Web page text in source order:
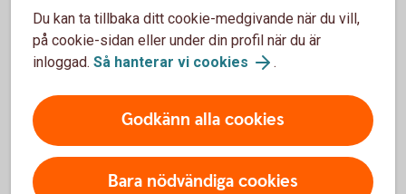
4
Engångskostnad för kortläsare som behövs till
BankID på kort. Beställs hos leverantören Secmaker,
secmaker-webshop.com, ej för nyförsäljning.
Du kan ta tillbaka ditt cookie-medgivande när du vill,
på cookie-sidan eller under din profil när du är
inloggad. Så hanterar vi cookies .
Godkänn alla cookies
Bara nödvändiga cookies